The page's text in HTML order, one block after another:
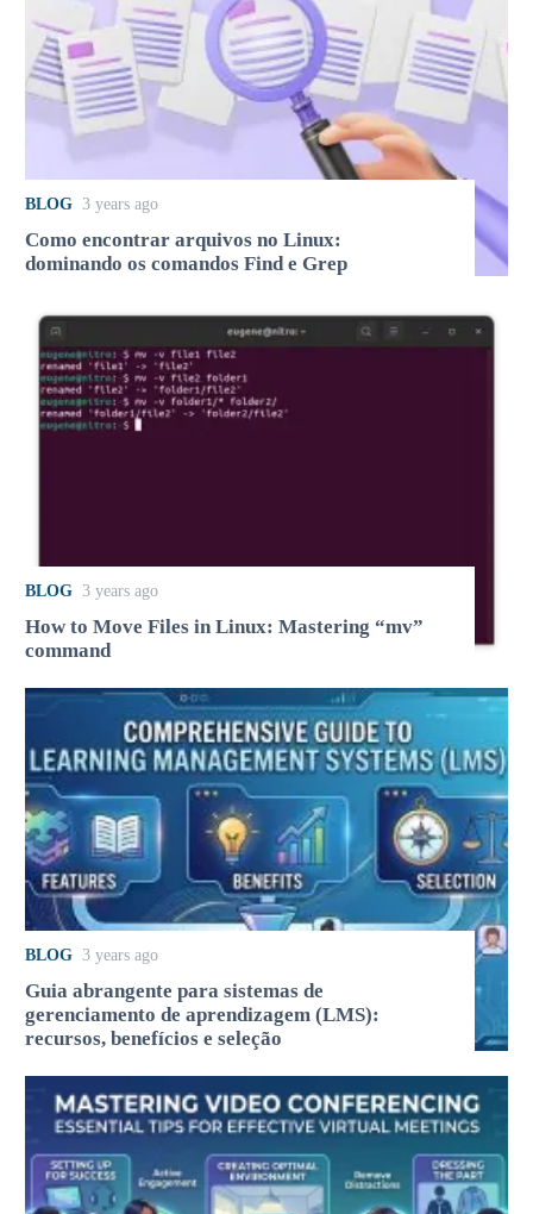
BLOG 3 years ago
Como encontrar arquivos no Linux:
dominando os comandos Find e Grep
BLOG 3 years ago
How to Move Files in Linux: Mastering “mv”
command
BLOG 3 years ago
Guia abrangente para sistemas de
gerenciamento de aprendizagem (LMS):
recursos, benefícios e seleção